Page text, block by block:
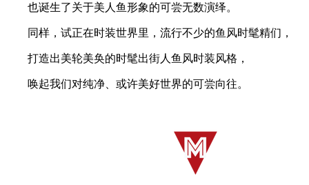
也诞生了关于美人鱼形象的可尝无数演绎。
同样，试正在时装世界里，流行不少的鱼风时髦精们，
打造出美轮美奂的时髦出街人鱼风时装风格，
唤起我们对纯净、或许美好世界的可尝向往。